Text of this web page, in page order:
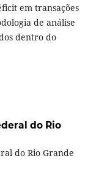
em transações
de análise
dentro do
do Rio
do Rio Grande